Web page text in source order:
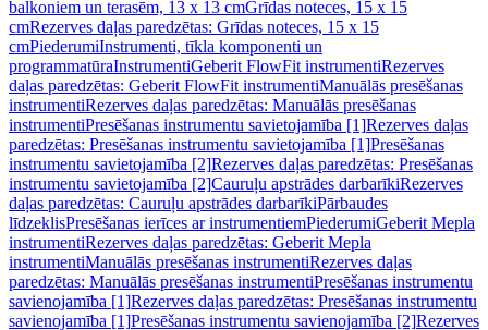
balkoniem un terasēm, 13 x 13 cmGrīdas noteces, 15 x 15
cmRezerves daļas paredzētas: Grīdas noteces, 15 x 15
cmPiederumiInstrumenti, tīkla komponenti un
programmatūraInstrumentiGeberit FlowFit instrumentiRezerves
daļas paredzētas: Geberit FlowFit instrumentiManuālās presēšanas
instrumentiRezerves daļas paredzētas: Manuālās presēšanas
instrumentiPresēšanas instrumentu savietojamība [1]Rezerves daļas
paredzētas: Presēšanas instrumentu savietojamība [1]Presēšanas
instrumentu savietojamība [2]Rezerves daļas paredzētas: Presēšanas
instrumentu savietojamība [2]Cauruļu apstrādes darbarīkiRezerves
daļas paredzētas: Cauruļu apstrādes darbarīkiPārbaudes
līdzeklisPresēšanas ierīces ar instrumentiemPiederumiGeberit Mepla
instrumentiRezerves daļas paredzētas: Geberit Mepla
instrumentiManuālās presēšanas instrumentiRezerves daļas
paredzētas: Manuālās presēšanas instrumentiPresēšanas instrumentu
savienojamība [1]Rezerves daļas paredzētas: Presēšanas instrumentu
savienojamība [1]Presēšanas instrumentu savienojamība [2]Rezerves